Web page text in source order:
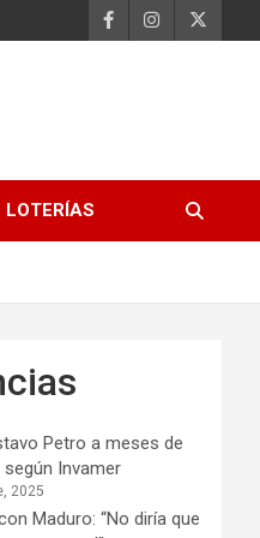
LOTERÍAS
Petro a meses de
Invamer
2025
Maduro: “No diría que